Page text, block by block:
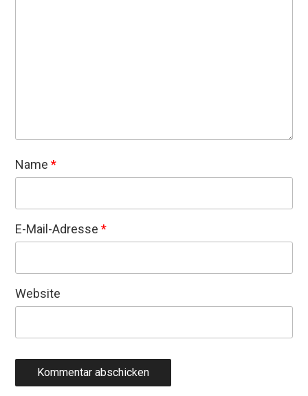
Name*
E-Mail-Adresse*
Website